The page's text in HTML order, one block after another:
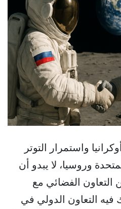
واستمرار التوتر
وروسيا، لا يبدو أن
الفضائي مع
التعاون الدولي في